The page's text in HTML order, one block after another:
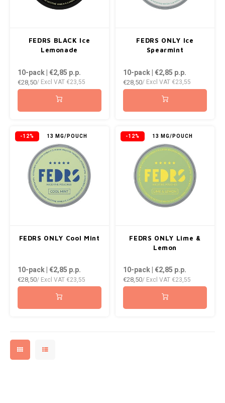
SWAG
WHITE GOLD
FEDRS BLACK Ice
Lemonade
10-pack | €2,85 p.p.
€28,50/ Excl VAT €23,55
FEDRS ONLY Ice
Spearmint
10-pack | €2,85 p.p.
€28,50/ Excl VAT €23,55
-12% 13 MG/POUCH
FEDRS ONLY Cool Mint
10-pack | €2,85 p.p.
€28,50/ Excl VAT €23,55
-12% 13 MG/POUCH
FEDRS ONLY Lime &
Lemon
10-pack | €2,85 p.p.
€28,50/ Excl VAT €23,55